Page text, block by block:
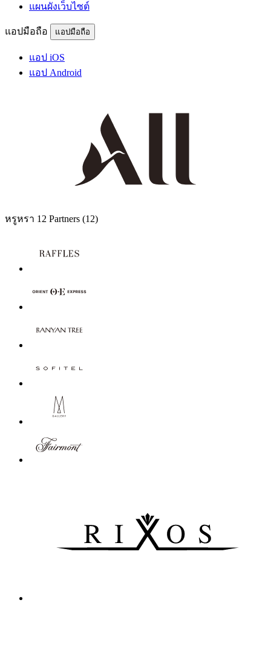
แผนผังเว็บไซต์
แอปมือถือ แอปมือถือ
แอป iOS
แอป Android
หรูหรา 12 Partners (12)